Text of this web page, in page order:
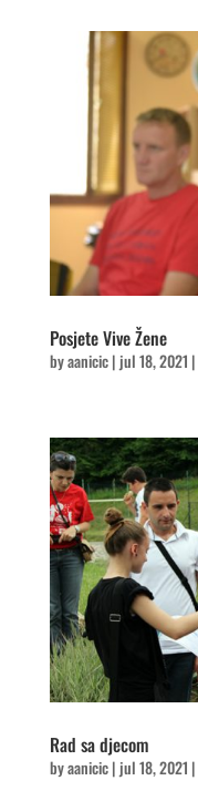
Posjete Vive Žene
byaanicic| jul 18, 2021 |
Rad sa djecom
byaanicic| jul 18, 2021 |